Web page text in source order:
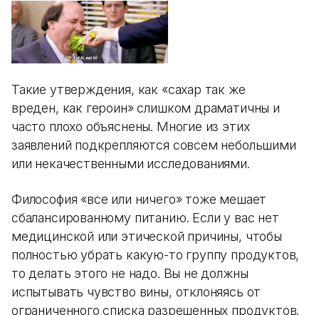
Такие утверждения, как «сахар так же
вреден, как героин» слишком драматичны и
часто плохо объяснены. Многие из этих
заявлений подкрепляются совсем небольшими
или некачественными исследованиями.
Философия «все или ничего» тоже мешает
сбалансированному питанию. Если у вас нет
медицинской или этической причины, чтобы
полностью убрать какую-то группу продуктов,
то делать этого не надо. Вы не должны
испытывать чувство вины, отклоняясь от
ограниченного списка разрешенных продуктов.